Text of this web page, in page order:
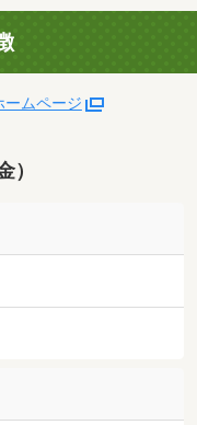
ームページ
）